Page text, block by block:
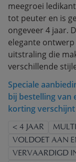
meegroei
tot peuter en is
ongeveer 4 jaar.
elegante
uitstraling die
verschillende
Speciale
bij bestelling van
korting
< 4 JAAR
VOLDOET AAN
VERVAARDIGD